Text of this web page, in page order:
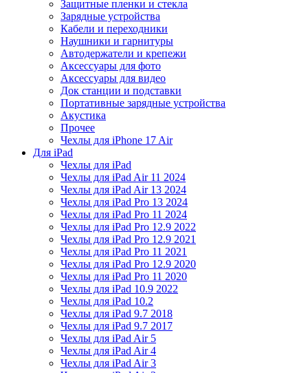
Защитные пленки и стекла
Зарядные устройства
Кабели и переходники
Наушники и гарнитуры
Автодержатели и крепежи
Аксессуары для фото
Аксессуары для видео
Док станции и подставки
Портативные зарядные устройства
Акустика
Прочее
Чехлы для iPhone 17 Air
Для iPad
Чехлы для iPad
Чехлы для iPad Air 11 2024
Чехлы для iPad Air 13 2024
Чехлы для iPad Pro 13 2024
Чехлы для iPad Pro 11 2024
Чехлы для iPad Pro 12.9 2022
Чехлы для iPad Pro 12.9 2021
Чехлы для iPad Pro 11 2021
Чехлы для iPad Pro 12.9 2020
Чехлы для iPad Pro 11 2020
Чехлы для iPad 10.9 2022
Чехлы для iPad 10.2
Чехлы для iPad 9.7 2018
Чехлы для iPad 9.7 2017
Чехлы для iPad Air 5
Чехлы для iPad Air 4
Чехлы для iPad Air 3